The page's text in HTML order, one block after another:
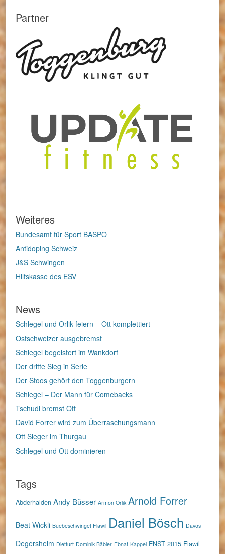
Partner
Weiteres
Bundesamt für Sport BASPO
Antidoping Schweiz
J&S Schwingen
Hilfskasse des ESV
News
Schlegel und Orlik feiern – Ott komplettiert
Ostschweizer ausgebremst
Schlegel begeistert im Wankdorf
Der dritte Sieg in Serie
Der Stoos gehört den Toggenburgern
Schlegel – Der Mann für Comebacks
Tschudi bremst Ott
David Forrer wird zum Überraschungsmann
Ott Sieger im Thurgau
Schlegel und Ott dominieren
Tags
Abderhalden Andy Büsser Armon Orlik Arnold Forrer
Beat Wickli Buebeschwinget Flawil Daniel Bösch Davos
Degersheim Dietfurt Dominik Bäbler Ebnat-Kappel ENST 2015 Flawil